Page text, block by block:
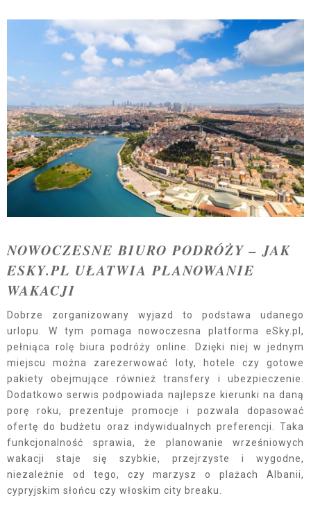
NOWOCZESNE BIURO PODRÓŻY – JAK
ESKY.PL UŁATWIA PLANOWANIE
WAKACJI
Dobrze zorganizowany wyjazd to podstawa udanego
urlopu. W tym pomaga nowoczesna platforma eSky.pl,
pełniąca rolę biura podróży online. Dzięki niej w jednym
miejscu można zarezerwować loty, hotele czy gotowe
pakiety obejmujące również transfery i ubezpieczenie.
Dodatkowo serwis podpowiada najlepsze kierunki na daną
porę roku, prezentuje promocje i pozwala dopasować
ofertę do budżetu oraz indywidualnych preferencji. Taka
funkcjonalność sprawia, że planowanie wrześniowych
wakacji staje się szybkie, przejrzyste i wygodne,
niezależnie od tego, czy marzysz o plażach Albanii,
cypryjskim słońcu czy włoskim city breaku.